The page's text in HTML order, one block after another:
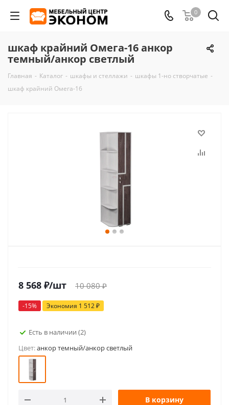
0
шкаф крайний Омега-16 анкор
темный/анкор светлый
Главная - Каталог - шкафы и стеллажи - шкафы 1-но створчатые -
шкаф крайний Омега-16
8 568 ₽/шт 10 080₽
-15% Экономия 1 512₽
Есть в наличии (2)
Цвет:анкор темный/анкор светлый
В корзину